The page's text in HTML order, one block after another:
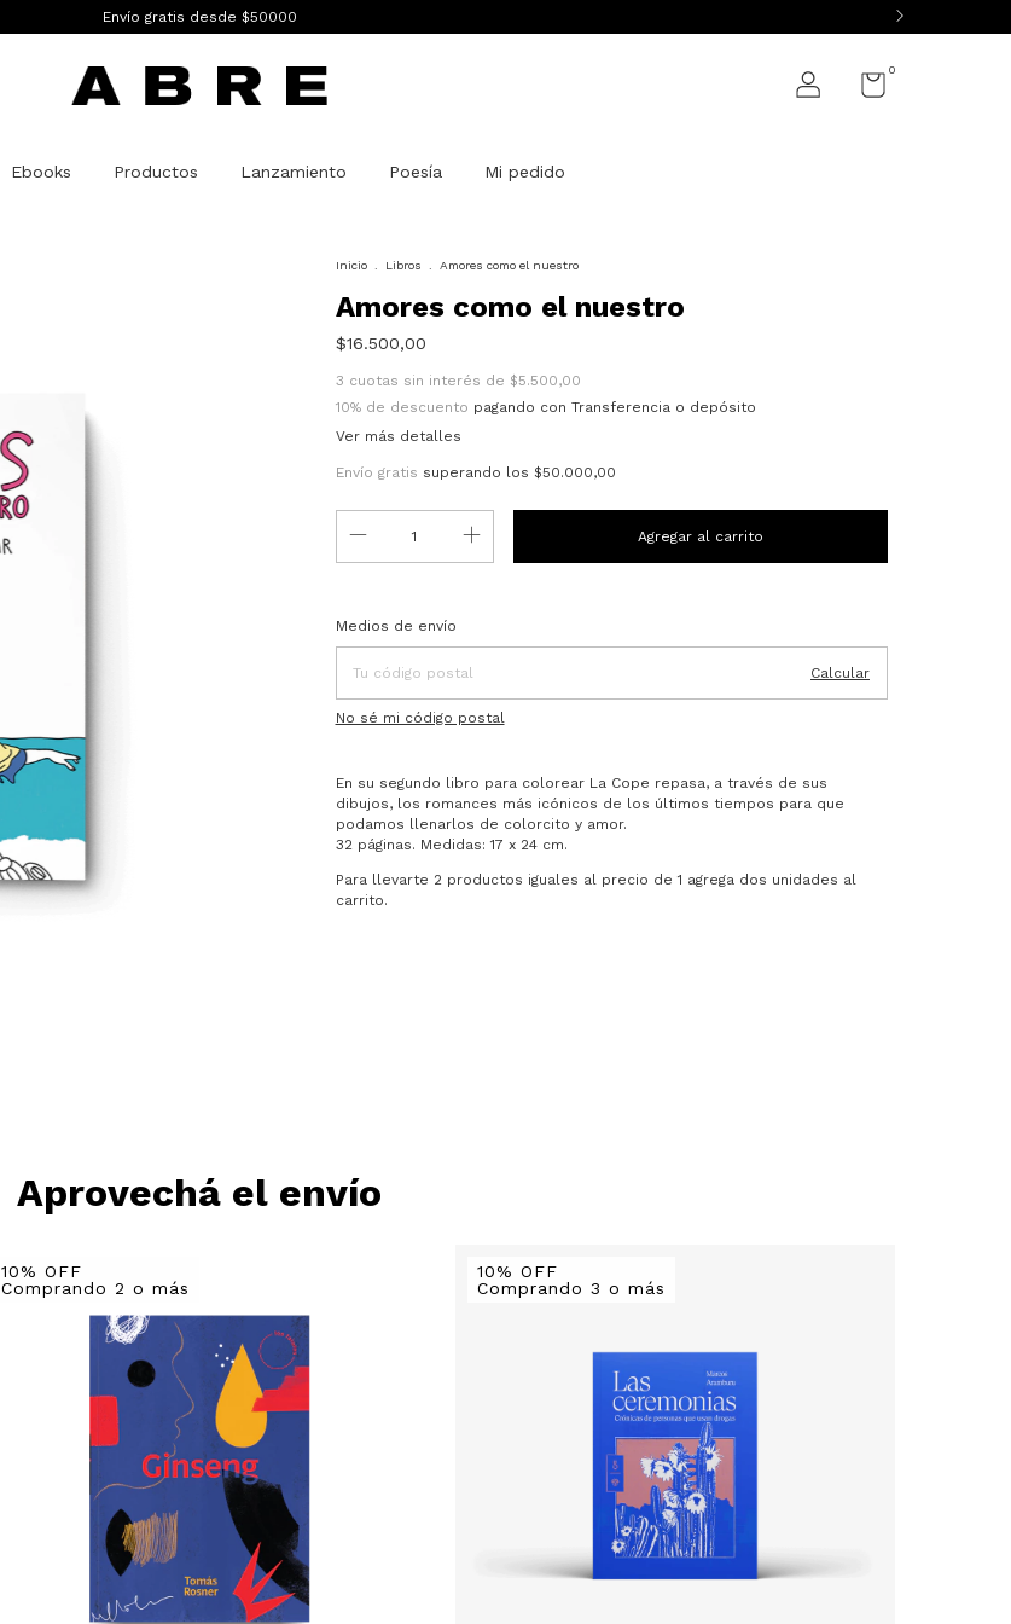
Envío gratis desde $50000
0
Ebooks Productos Lanzamiento Poesía Mi pedido
Inicio Libros Amores como el nuestro
Amores como el nuestro
$16.500,00
3 cuotas sin interés de $5.500,00
10% de descuento pagando con Transferencia o depósito
Ver más detalles
Envío gratis superando los $50.000,00
Entregas para el CP:
Medios de envío
Calcular
No sé mi código postal
En su segundo libro para colorear La Cope repasa, a través de sus
dibujos, los romances más icónicos de los últimos tiempos para que
podamos llenarlos de colorcito y amor.
32 páginas. Medidas: 17 x 24 cm.
Para llevarte 2 productos iguales al precio de 1 agrega dos unidades al
carrito.
Aprovechá el envío
10% OFF
Comprando 2 o más
10% OFF
Comprando 3 o más